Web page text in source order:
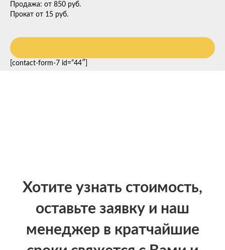
Продажа: от 850 руб.
Прокат от 15 руб.
[contact-form-7 id=”44″]
Хотите узнать стоимость,
оставьте заявку и наш
менеджер в кратчайшие